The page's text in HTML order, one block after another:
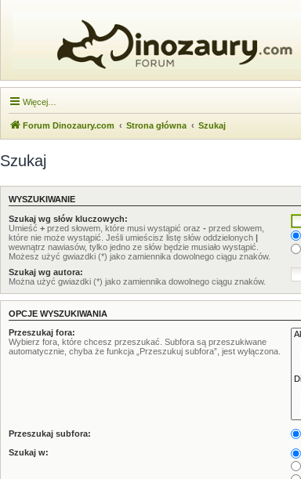
Więcej…
Forum Dinozaury.com Strona główna Szukaj
Szukaj
WYSZUKIWANIE
Szukaj wg słów kluczowych:
Umieść + przed słowem, które musi wystąpić oraz - przed słowem,
które nie może wystąpić. Jeśli umieścisz listę słów oddzielonych |
wewnątrz nawiasów, tylko jedno ze słów będzie musiało wystąpić.
Możesz użyć gwiazdki (*) jako zamiennika dowolnego ciągu znaków.
Szukaj wg autora:
Można użyć gwiazdki (*) jako zamiennika dowolnego ciągu znaków.
OPCJE WYSZUKIWANIA
Przeszukaj fora:
Wybierz fora, które chcesz przeszukać. Subfora są przeszukiwane
automatycznie, chyba że funkcja „Przeszukuj subfora”, jest wyłączona.
Przeszukaj subfora:
Szukaj w: